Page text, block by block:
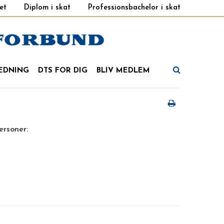
Diplom i skat Professionsbachelor i skat
DTS FOR DIG BLIV MEDLEM